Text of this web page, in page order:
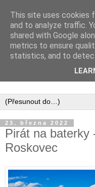
Inspirujte se tím, co píší
23. března 2022
Pirát na baterky
Roskovec
This site uses cookies
and to analyze traffic.
shared with Google
metrics to ensure
statistics, and to